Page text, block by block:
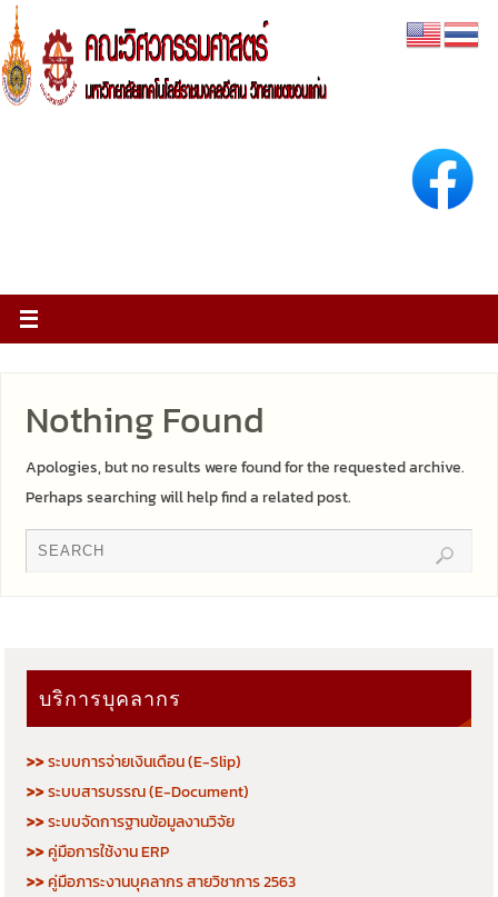
Nothing Found
Apologies, but no results were found for the requested archive.
Perhaps searching will help find a related post.
บริการบุคลากร
>>ระบบการจ่ายเงินเดือน (E-Slip)
>>ระบบสารบรรณ (E-Document)
>>ระบบจัดการฐานข้อมูลงานวิจัย
>>คู่มือการใช้งาน ERP
>>คู่มือภาระงานบุคลากร สายวิชาการ 2563